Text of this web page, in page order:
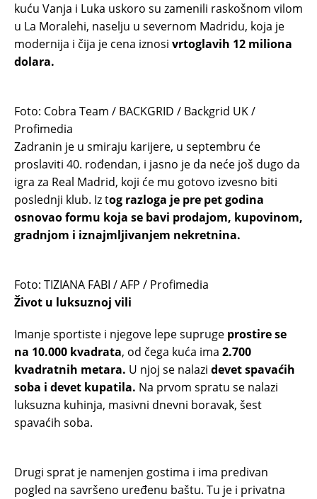
kuću Vanja i Luka uskoro su zamenili raskošnom vilom
u La Moralehi, naselju u severnom Madridu, koja je
modernija i čija je cena iznosi vrtoglavih 12 miliona
dolara.
Foto: Cobra Team / BACKGRID / Backgrid UK /
Profimedia
Zadranin je u smiraju karijere, u septembru će
proslaviti 40. rođendan, i jasno je da neće još dugo da
igra za Real Madrid, koji će mu gotovo izvesno biti
poslednji klub. Iz tog razloga je pre pet godina
osnovao formu koja se bavi prodajom, kupovinom,
gradnjom i iznajmljivanjem nekretnina.
Foto: TIZIANA FABI / AFP / Profimedia
Život u luksuznoj vili
Imanje sportiste i njegove lepe supruge prostire se
na 10.000 kvadrata, od čega kuća ima 2.700
kvadratnih metara. U njoj se nalazi devet spavaćih
soba i devet kupatila. Na prvom spratu se nalazi
luksuzna kuhinja, masivni dnevni boravak, šest
spavaćih soba.
Drugi sprat je namenjen gostima i ima predivan
pogled na savršeno uređenu baštu. Tu je i privatna